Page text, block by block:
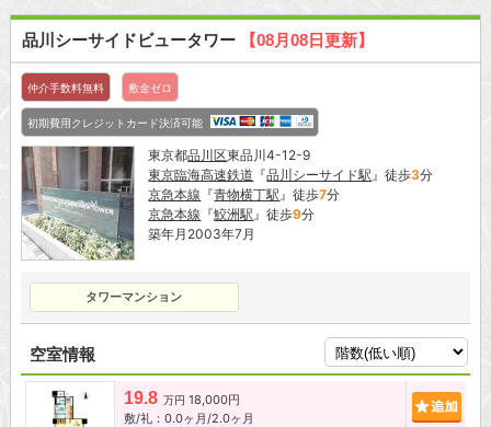
品川シーサイドビュータワー 【08月08日更新】
仲介手数料無料 敷金ゼロ
初期費用クレジットカード決済可能
東京都品川区東品川4-12-9
東京臨海高速鉄道 『品川シーサイド駅 』徒歩3分
京急本線 『青物横丁駅 』徒歩7分
京急本線 『鮫洲駅 』徒歩9分
築年月2003年7月
タワーマンション
空室情報
19.8 万円 18,000円
敷/礼：0.0ヶ月/2.0ヶ月